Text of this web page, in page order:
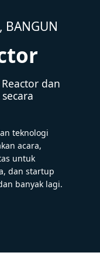
BANGUN
dan
teknologi
acara,
untuk
dan startup
banyak lagi.